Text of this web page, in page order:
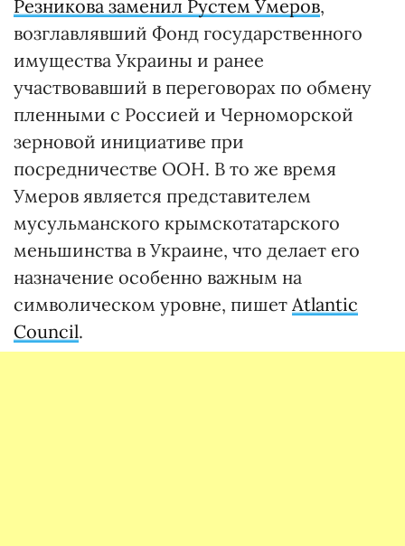
Резникова заменил Рустем Умеров,
возглавлявший Фонд государственного
имущества Украины и ранее
участвовавший в переговорах по обмену
пленными с Россией и Черноморской
зерновой инициативе при
посредничестве ООН. В то же время
Умеров является представителем
мусульманского крымскотатарского
меньшинства в Украине, что делает его
назначение особенно важным на
символическом уровне, пишет Atlantic
Council.